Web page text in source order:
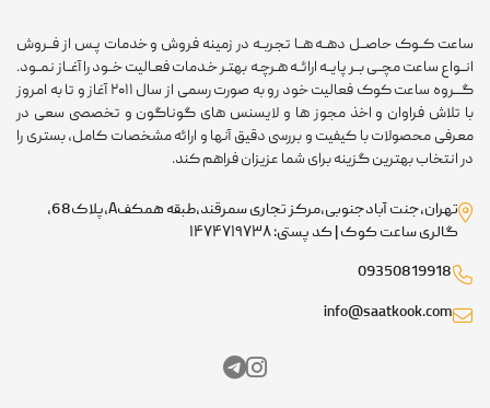
کــوک حاصــل دهــه هــا تجربــه در زمینه فروش و خدمات پـس از فــروش
ساعت مچــی بــر پایــه ارائــه هـرچـه بهتـر خـدمات فعـالیت خــود را آغــاز نمــود.
گـــروه ساعت کوک فعالیت خود رو به صورت رسمی از سال ۲۰۱۱ آغاز و تا به امروز
تلاش فراوان و اخذ مجوز ها و لایسنس های گوناگون و تخصصی سعی در
محصولات با کیفیت و بررسی دقیق آنها و ارائه مشخصات کامل، بستری را
انتخاب بهترین گزینه برای شما عزیزان فراهم کند.
تهران،جنت آبادجنوبی،مرکز تجاری سمرقند،طبقه همکفA،پلاک68،
گالری ساعت کوک | کد پستی: ۱۴۷۴۷۱۹۷۳۸
09350819918
info@saatkook.com